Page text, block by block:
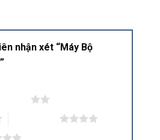
nhận xét “Máy Bộ